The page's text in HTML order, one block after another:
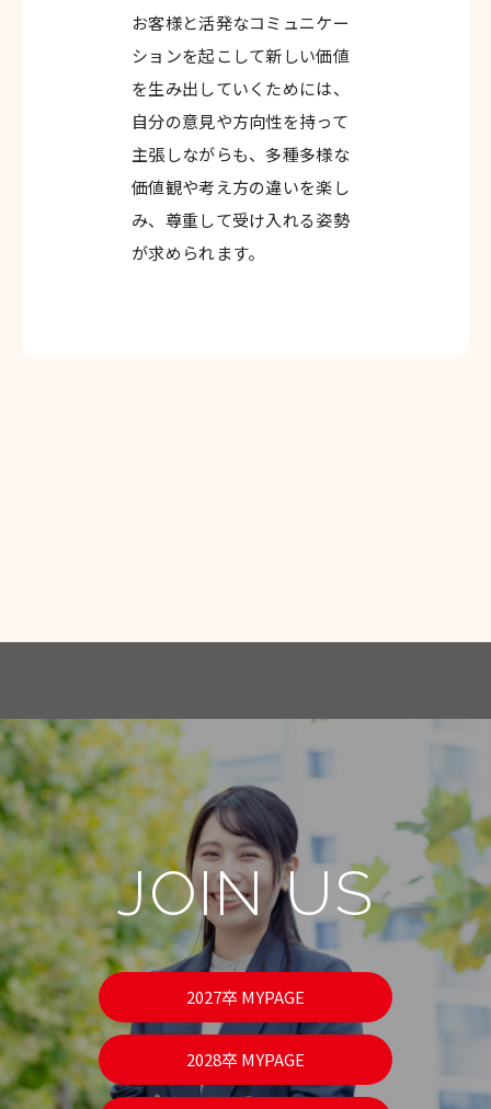
お客様と活発なコミュニケー
ションを起こして新しい価値
を生み出していくためには、
自分の意見や方向性を持って
主張しながらも、多種多様な
価値観や考え方の違いを楽し
み、尊重して受け入れる姿勢
が求められます。
JOIN US
2027卒 MYPAGE
2028卒 MYPAGE